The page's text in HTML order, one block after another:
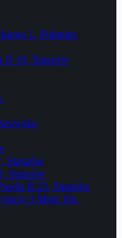
1, Połaniec
II 10, Staszów
Staszów
Staszów
II 23, Staszów
3 Maja 10c,